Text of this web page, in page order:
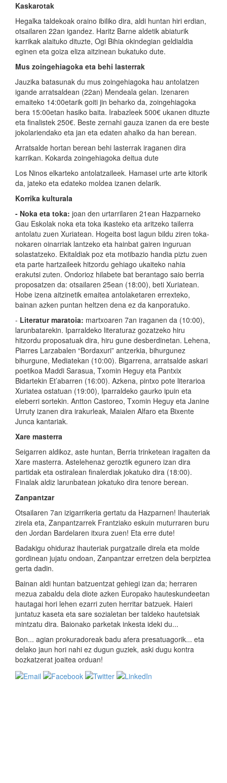
Kaskarotak
Hegalka taldekoak oraino ibiliko dira, aldi huntan hiri erdian,
otsailaren 22an igandez. Haritz Barne aldetik abiaturik
karrikak alaituko dituzte, Ogi Bihia okindegian geldialdia
eginen eta goiza eliza aitzinean bukatuko dute.
Mus zoingehiagoka eta behi lasterrak
Jauzika batasunak du mus zoingehiagoka hau antolatzen
igande arratsaldean (22an) Mendeala gelan. Izenaren
emaiteko 14:00etarik goiti jin beharko da, zoingehiagoka
bera 15:00etan hasiko baita. Irabazleek 500€ ukanen dituzte
eta finalistek 250€. Beste zernahi gauza izanen da ere beste
jokolariendako eta jan eta edaten ahalko da han berean.
Arratsalde hortan berean behi lasterrak iraganen dira
karrikan. Kokarda zoingehiagoka deitua dute
Los Ninos elkarteko antolatzaileek. Hamasei urte arte kitorik
da, jateko eta edateko moldea izanen delarik.
Korrika kulturala
- Noka eta toka: joan den urtarrilaren 21ean Hazparneko
Gau Eskolak noka eta toka ikasteko eta aritzeko tailerra
antolatu zuen Xuriatean. Hogeita bost lagun bildu ziren toka-
nokaren oinarriak lantzeko eta hainbat gairen inguruan
solastatzeko. Ekitaldiak poz eta motibazio handia piztu zuen
eta parte hartzaileek hitzordu gehiago ukaiteko nahia
erakutsi zuten. Ondorioz hilabete bat berantago saio berria
proposatzen da: otsailaren 25ean (18:00), beti Xuriatean.
Hobe izena aitzinetik emaitea antolaketaren errexteko,
bainan azken puntan heltzen dena ez da kanporatuko.
- Literatur maratoia: martxoaren 7an iraganen da (10:00),
larunbatarekin. Iparraldeko literaturaz gozatzeko hiru
hitzordu proposatuak dira, hiru gune desberdinetan. Lehena,
Piarres Larzabalen “Bordaxuri” antzerkia, bihurgunez
bihurgune, Mediatekan (10:00). Bigarrena, arratsalde askari
poetikoa Maddi Sarasua, Txomin Heguy eta Pantxix
Bidartekin Et’abarren (16:00). Azkena, pintxo pote literarioa
Xuriatea ostatuan (19:00), Iparraldeko gaurko ipuin eta
eleberri sortekin. Antton Castoreo, Txomin Heguy eta Janine
Urruty izanen dira irakurleak, Maialen Alfaro eta Bixente
Junca kantariak.
Xare masterra
Seigarren aldikoz, aste huntan, Berria trinketean iragaiten da
Xare masterra. Astelehenaz geroztik egunero izan dira
partidak eta ostiralean finalerdiak jokatuko dira (18:00).
Finalak aldiz larunbatean jokatuko dira tenore berean.
Zanpantzar
Otsailaren 7an izigarrikeria gertatu da Hazparnen! Ihauteriak
zirela eta, Zanpantzarrek Frantziako eskuin muturraren buru
den Jordan Bardelaren itxura zuen! Eta erre dute!
Badakigu ohiduraz ihauteriak purgatzaile direla eta molde
gordinean jujatu ondoan, Zanpantzar erretzen dela berpiztea
gerta dadin.
Bainan aldi huntan batzuentzat gehiegi izan da; herraren
mezua zabaldu dela diote azken Europako hauteskundeetan
hautagai hori lehen ezarri zuten herritar batzuek. Haieri
juntatuz kaseta eta sare sozialetan ber taldeko hautetsiak
mintzatu dira. Baionako parketak inkesta ideki du...
Bon... agian prokuradoreak badu afera presatuagorik... eta
delako jaun hori nahi ez dugun guziek, aski dugu kontra
bozkatzerat joaitea orduan!